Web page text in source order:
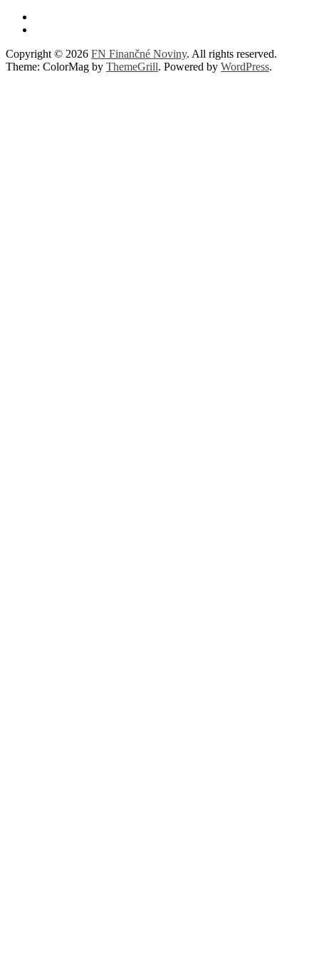
Copyright © 2026 FN Finančné Noviny. All rights reserved.
Theme: ColorMag by ThemeGrill. Powered by WordPress.